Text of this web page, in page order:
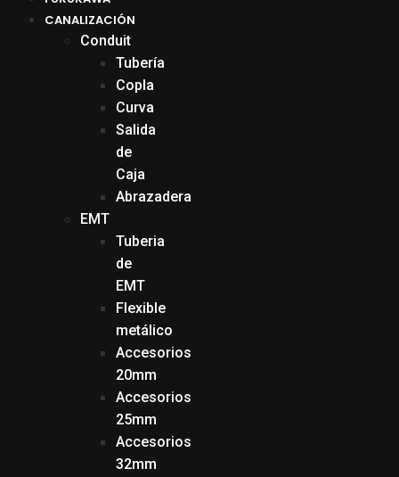
CANALIZACIÓN
Conduit
Tubería
Copla
Curva
Salida
de
Caja
Abrazadera
EMT
Tuberia
de
EMT
Flexible
metálico
Accesorios
20mm
Accesorios
25mm
Accesorios
32mm